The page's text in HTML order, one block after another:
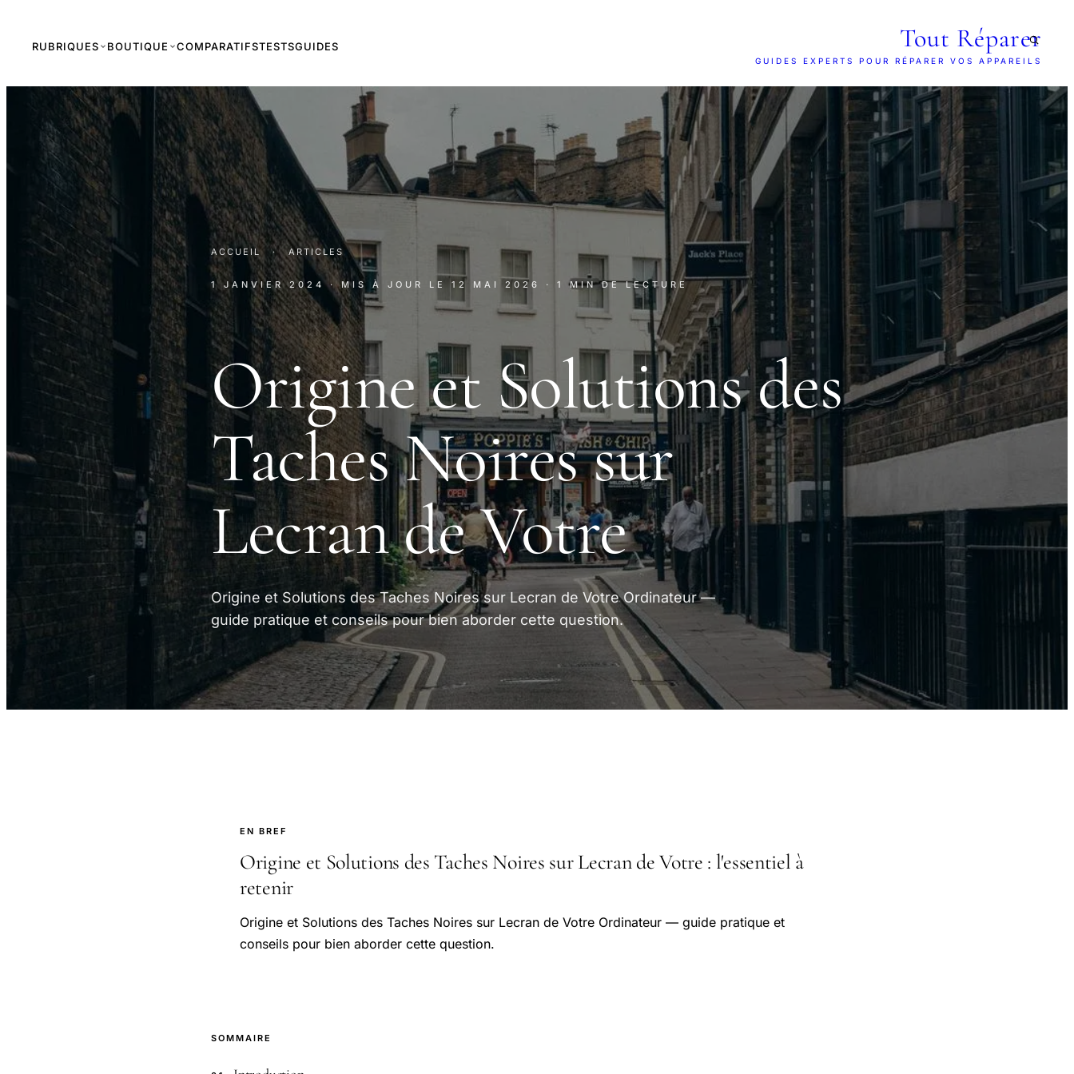
RUBRIQUES BOUTIQUE COMPARATIFSTESTSGUIDES Tout Réparer
GUIDES EXPERTS POUR RÉPARER VOS APPAREILS
ACCUEIL · ARTICLES
1 JANVIER 2024 · MIS À JOUR LE 12 MAI 2026 · 1 MIN DE LECTURE
Origine et Solutions des
Taches Noires sur
Lecran de Votre
Origine et Solutions des Taches Noires sur Lecran de Votre Ordinateur —
guide pratique et conseils pour bien aborder cette question.
EN BREF
Origine et Solutions des Taches Noires sur Lecran de Votre : l'essentiel à
retenir
Origine et Solutions des Taches Noires sur Lecran de Votre Ordinateur — guide pratique et
conseils pour bien aborder cette question.
SOMMAIRE